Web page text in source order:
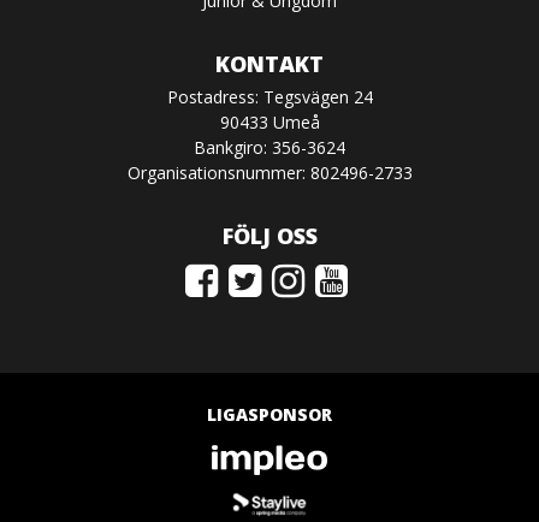
KONTAKT
Postadress: Tegsvägen 24
90433 Umeå
Bankgiro: 356-3624
Organisationsnummer: 802496-2733
FÖLJ OSS
LIGASPONSOR